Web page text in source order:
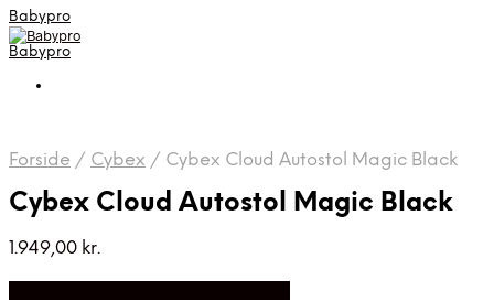
Babypro
Babypro
Forside / Cybex / Cybex Cloud Autostol Magic Black
Cybex Cloud Autostol Magic Black
1.949,00 kr.